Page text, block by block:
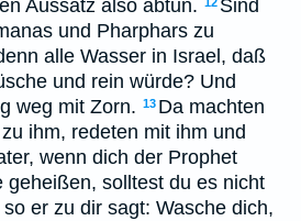
Aussatz also abtun.
Sind
und Pharphars zu
alle Wasser in Israel, daß
und rein würde? Und
weg mit Zorn. 13 Da machten
ihm, redeten mit ihm und
wenn dich der Prophet
geheißen, solltest du es nicht
er zu dir sagt: Wasche dich,